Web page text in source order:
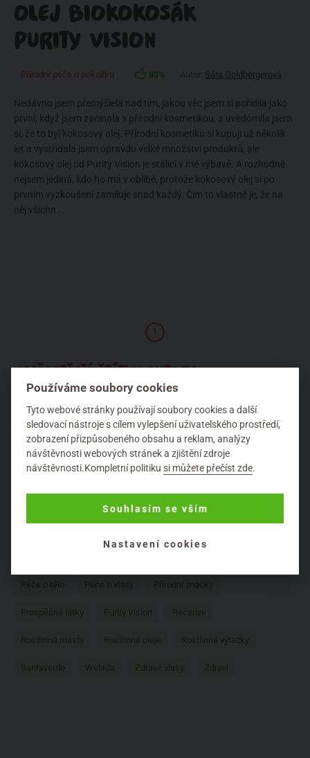
OLEJ BIOKOKOSÁK
PURITY VISION
Přírodní péče o pokožku 82% Sára Goldbergerová
Nedávno jsem přemýšlela nad tím, jakou věc jsem si pořídila jako
první, když jsem začínala s přírodní kosmetikou, a uvědomila jsem
si, že to byl kokosový olej. Přírodní kosmetiku si kupuji už několik
let a vystřídala jsem opravdu velké množství produktů, ale
kokosový olej od Purity Vision je stálicí v mé výbavě. A rozhodně
nejsem jediná, kdo ho má v oblibě, protože kokosový olej si po
prvním vyzkoušení zamiluje snad každý. Čím to vlastně je, že na
něj všichn...
1
NEJČASTĚJŠÍ ŠTÍTKY AUTORA
Argital Dekorativní kosmetika Delibutus
Desert Essence Doplňky stravy
Dr. Bronner Energy Hydratace pleti Hydratace těla
Péče o tělo Péče o vlasy Přírodní značky
Prospěšné látky Purity Vision Recenze
Rostlinná másla Rostlinné oleje Rostlinné výtažky
Santaverde Weleda Zdravé vlasy Zdraví
Používáme soubory cookies
Tyto webové stránky používají soubory cookies a další
sledovací nástroje s cílem vylepšení uživatelského prostředí,
zobrazení přizpůsobeného obsahu a reklam, analýzy
návštěvnosti webových stránek a zjištění zdroje
návštěvnosti.Kompletní politikusi můžete přečíst zde.
Souhlasím se vším
Nastavení cookies